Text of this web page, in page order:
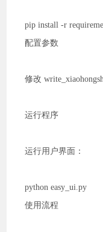
pip install -r
配置参数
修改
运行程序
运行用户界面：
python easy_ui.py
使用流程